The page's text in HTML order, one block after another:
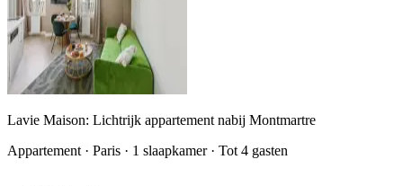
Lavie Maison: Lichtrijk appartement nabij Montmartre
Appartement · Paris · 1 slaapkamer · Tot 4 gasten